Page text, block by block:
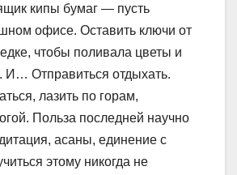
кипы бумаг — пусть
офисе. Оставить ключи от
чтобы поливала цветы и
И… Отправиться отдыхать.
лазить по горам,
Польза последней научно
асаны, единение с
этому никогда не